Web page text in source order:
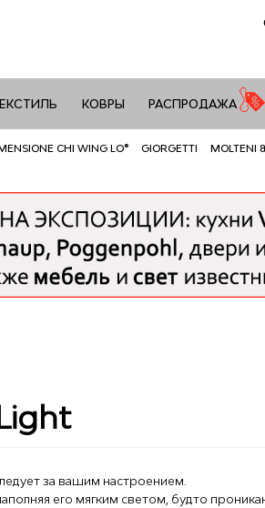
КОВРЫ РАСПРОДАЖА
CHI WING LO® GIORGETTI MOLTENI
за вашим настроением.
его мягким светом, будто